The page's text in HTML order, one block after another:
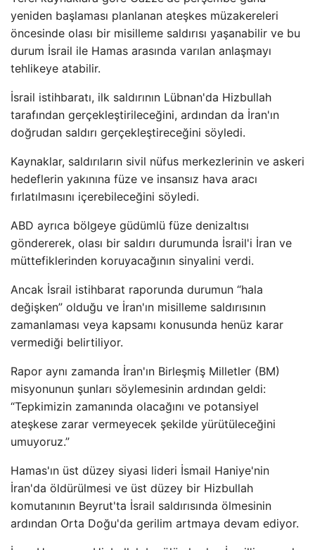
yeniden başlaması planlanan ateşkes müzakereleri
öncesinde olası bir misilleme saldırısı yaşanabilir ve bu
durum İsrail ile Hamas arasında varılan anlaşmayı
tehlikeye atabilir.
İsrail istihbaratı, ilk saldırının Lübnan'da Hizbullah
tarafından gerçekleştirileceğini, ardından da İran'ın
doğrudan saldırı gerçekleştireceğini söyledi.
Kaynaklar, saldırıların sivil nüfus merkezlerinin ve askeri
hedeflerin yakınına füze ve insansız hava aracı
fırlatılmasını içerebileceğini söyledi.
ABD ayrıca bölgeye güdümlü füze denizaltısı
göndererek, olası bir saldırı durumunda İsrail'i İran ve
müttefiklerinden koruyacağının sinyalini verdi.
Ancak İsrail istihbarat raporunda durumun “hala
değişken” olduğu ve İran'ın misilleme saldırısının
zamanlaması veya kapsamı konusunda henüz karar
vermediği belirtiliyor.
Rapor aynı zamanda İran'ın Birleşmiş Milletler (BM)
misyonunun şunları söylemesinin ardından geldi:
“Tepkimizin zamanında olacağını ve potansiyel
ateşkese zarar vermeyecek şekilde yürütüleceğini
umuyoruz.”
Hamas'ın üst düzey siyasi lideri İsmail Haniye'nin
İran'da öldürülmesi ve üst düzey bir Hizbullah
komutanının Beyrut'ta İsrail saldırısında ölmesinin
ardından Orta Doğu'da gerilim artmaya devam ediyor.